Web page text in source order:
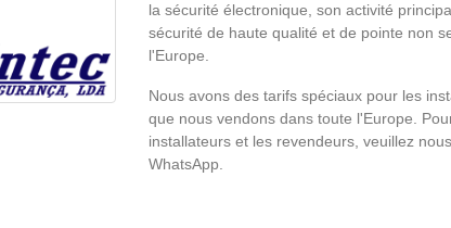
la sécurité électronique, son activité
sécurité de haute qualité et de pointe non
l'Europe.
Nous avons des tarifs spéciaux pour les
que nous vendons dans toute l'Europe.
installateurs et les revendeurs, veuillez
WhatsApp.